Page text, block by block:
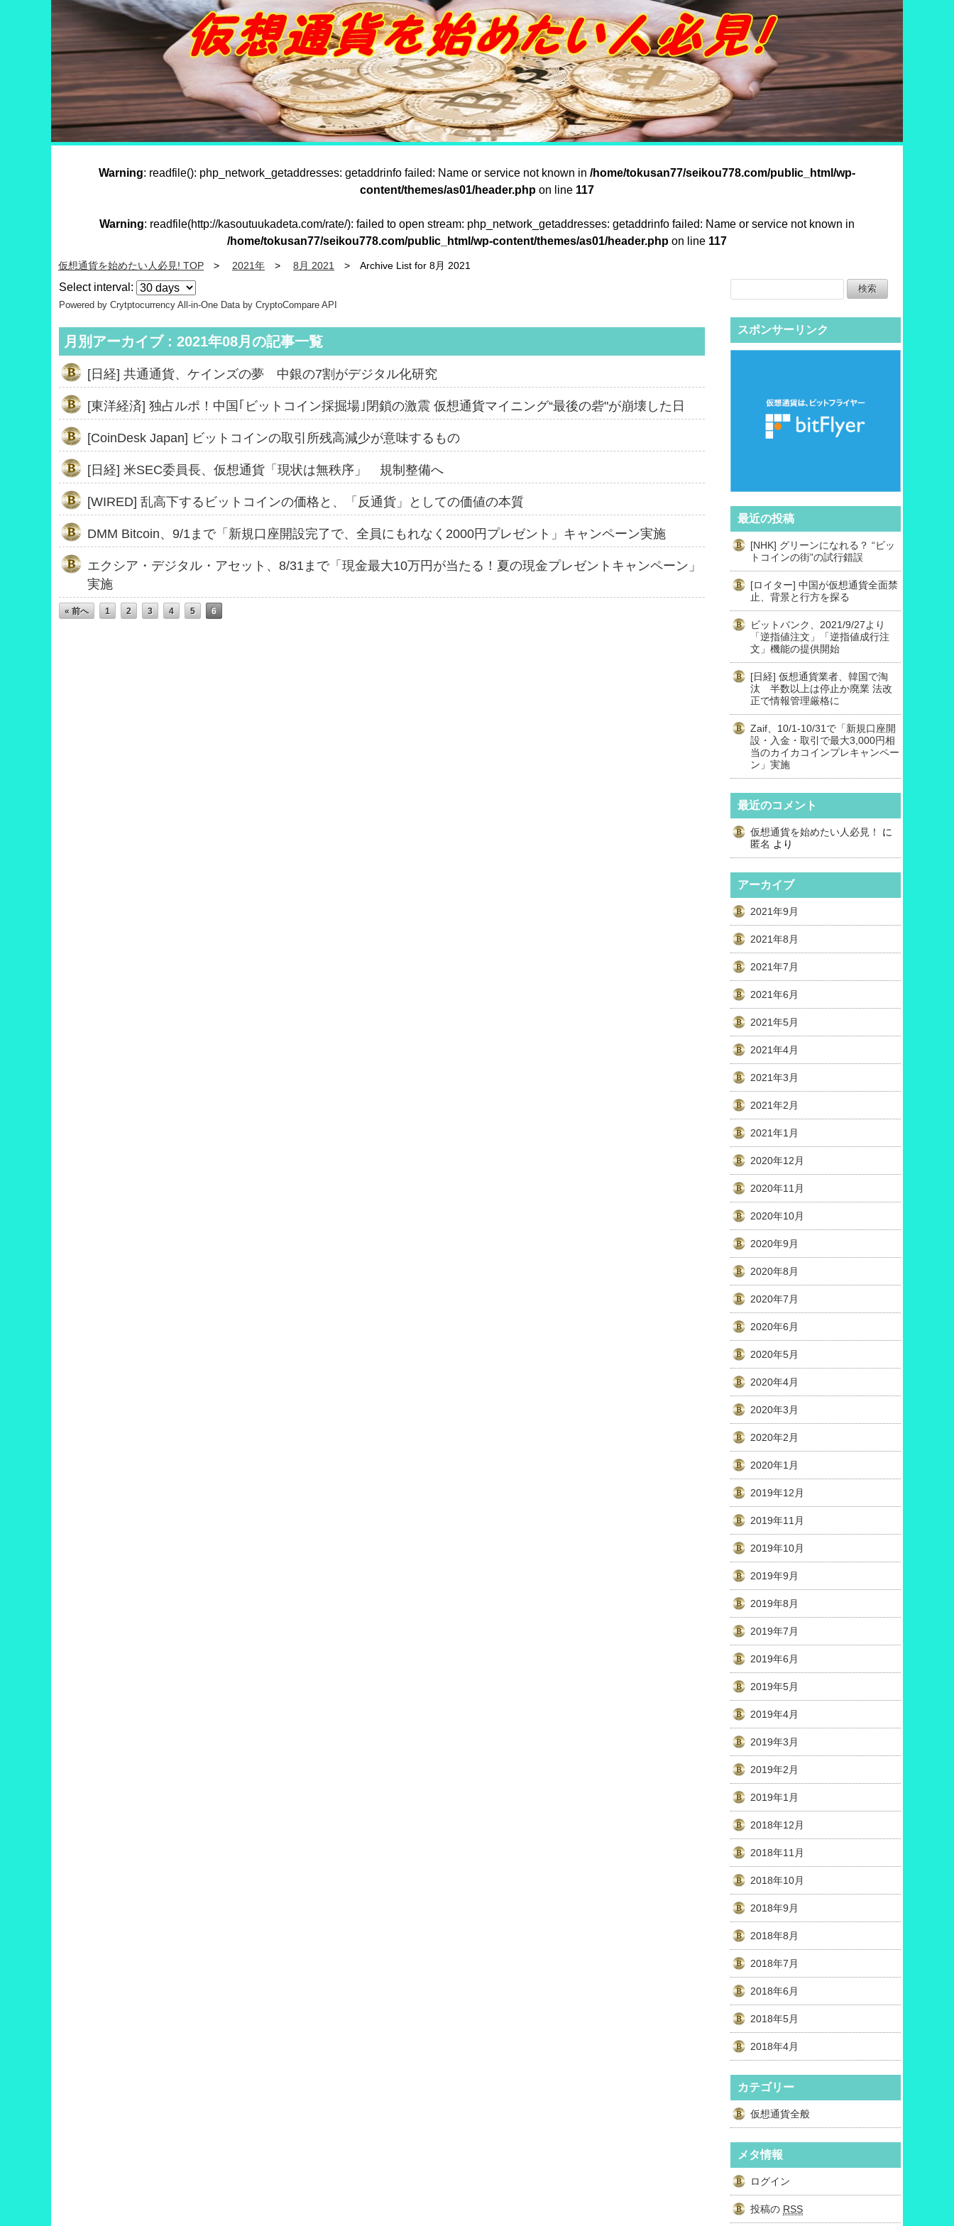
Warning: readfile(): php_network_getaddresses: getaddrinfo failed: Name or service not known in /home/tokusan77/seikou778.com/public_html/wp-
content/themes/as01/header.php on line 117
Warning: readfile(http://kasoutuukadeta.com/rate/): failed to open stream: php_network_getaddresses: getaddrinfo failed: Name or service not known in
/home/tokusan77/seikou778.com/public_html/wp-content/themes/as01/header.php on line 117
仮想通貨を始めたい人必見! TOP 2021年 8月 2021 Archive List for 8月 2021
Select interval:
Powered by Crytptocurrency All-in-One Data by CryptoCompare API
月別アーカイブ : 2021年08月の記事一覧
[日経] 共通通貨、ケインズの夢 中銀の7割がデジタル化研究
[東洋経済] 独占ルポ！中国｢ビットコイン採掘場｣閉鎖の激震 仮想通貨マイニング“最後の砦"が崩壊した日
[CoinDesk Japan] ビットコインの取引所残高減少が意味するもの
[日経] 米SEC委員長、仮想通貨「現状は無秩序」 規制整備へ
[WIRED] 乱高下するビットコインの価格と、「反通貨」としての価値の本質
DMM Bitcoin、9/1まで「新規口座開設完了で、全員にもれなく2000円プレゼント」キャンペーン実施
エクシア・デジタル・アセット、8/31まで「現金最大10万円が当たる！夏の現金プレゼントキャンペーン」
実施
« 前へ 1 2 3 4 5 6
スポンサーリンク
最近の投稿
[NHK] グリーンになれる？ “ビッ
トコインの街”の試行錯誤
[ロイター] 中国が仮想通貨全面禁
止、背景と行方を探る
ビットバンク、2021/9/27より
「逆指値注文」「逆指値成行注
文」機能の提供開始
[日経] 仮想通貨業者、韓国で淘
汰 半数以上は停止か廃業 法改
正で情報管理厳格に
Zaif、10/1-10/31で「新規口座開
設・入金・取引で最大3,000円相
当のカイカコインプレキャンペー
ン」実施
最近のコメント
仮想通貨を始めたい人必見！
に
匿名 より
アーカイブ
2021年9月
2021年8月
2021年7月
2021年6月
2021年5月
2021年4月
2021年3月
2021年2月
2021年1月
2020年12月
2020年11月
2020年10月
2020年9月
2020年8月
2020年7月
2020年6月
2020年5月
2020年4月
2020年3月
2020年2月
2020年1月
2019年12月
2019年11月
2019年10月
2019年9月
2019年8月
2019年7月
2019年6月
2019年5月
2019年4月
2019年3月
2019年2月
2019年1月
2018年12月
2018年11月
2018年10月
2018年9月
2018年8月
2018年7月
2018年6月
2018年5月
2018年4月
カテゴリー
仮想通貨全般
メタ情報
ログイン
投稿の RSS